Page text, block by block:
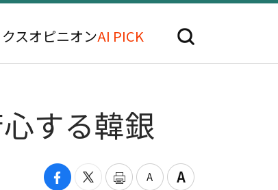
スオピニオンAI PICK
する韓銀